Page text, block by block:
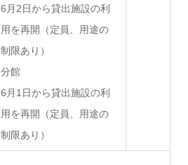
6月2日から貸出施設の利
用を再開（定員、用途の
制限あり）
分館
6月1日から貸出施設の利
用を再開（定員、用途の
制限あり）